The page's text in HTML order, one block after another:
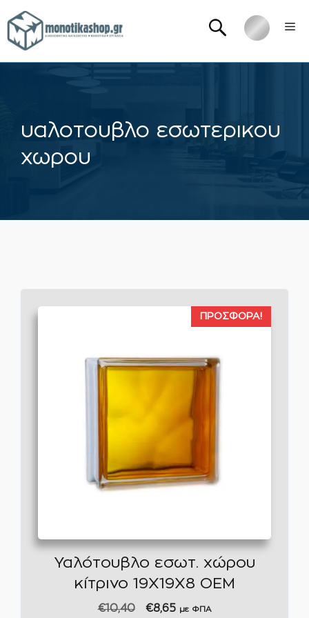
Μετάβαση
σε
περιεχόμενο
υαλοτουβλο εσωτερικου
χωρου
ΠΡΟΣΦΟΡΆ!
Υαλότουβλο εσωτ. χώρου
κίτρινο 19X19X8 ΟΕΜ
€10,40
Original
€8,65Ημε ΦΠΑ